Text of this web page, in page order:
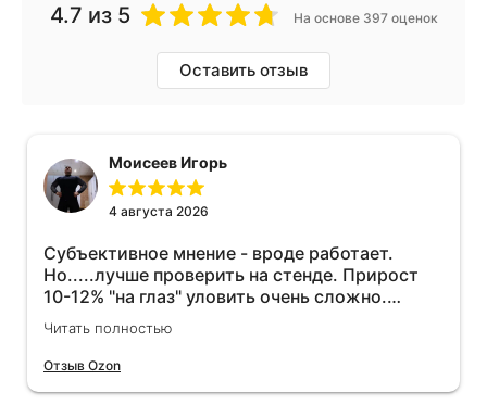
4.7 из 5 На основе 397 оценок
Оставить отзыв
Моисеев Игорь
4 августа 2026
Субъективное мнение - вроде работает.
Но.....лучше проверить на стенде. Прирост
10-12% "на глаз" уловить очень сложно.
Покатаюсь, потом отключу и посмотрю, что
будет 😁.
Читать полностью
Отзыв Ozon